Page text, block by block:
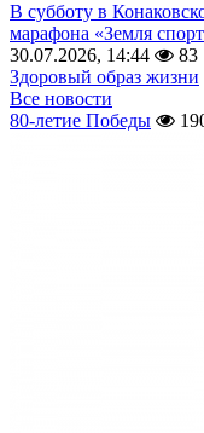
В субботу в
марафона «Земля
30.07.2026, 14:44
83
Здоровый образ жизни
Все новости
80-летие Победы